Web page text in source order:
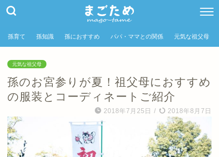
孫育て 孫知識 孫におすすめ パパ・ママとの関係 元気な祖父母
元気な祖父母
孫のお宮参りが夏！祖父母におすすめ
の服装とコーディネートご紹介
2018年7月25日 / 2018年8月7日